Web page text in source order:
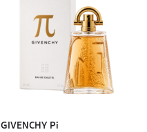
GIVENCHY Pi